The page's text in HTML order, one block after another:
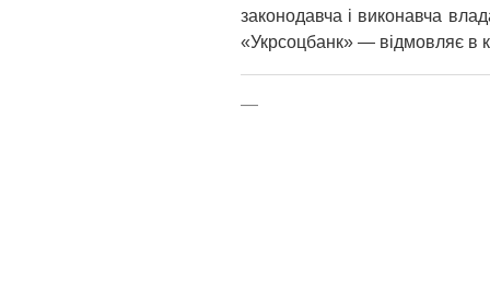
законодавча і виконавча
«Укрсоцбанк» — відмовляє в
—